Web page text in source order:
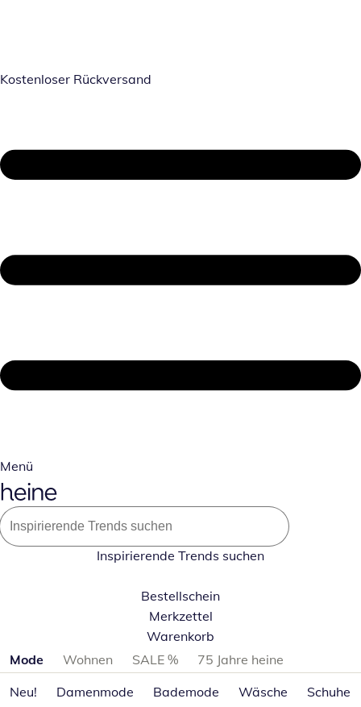
Kostenloser Rückversand
Menü
Inspirierende Trends suchen
Bestellschein
Merkzettel
Warenkorb
Produktkategorien überspringen
Mode Wohnen SALE %
75 Jahre heine
Neu!
Damenmode Bademode Wäsche Schuhe